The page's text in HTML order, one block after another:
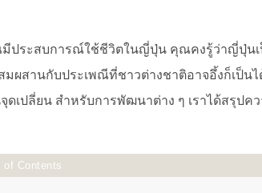
ประสบการณ์ใช้ชีวิตในญี่ปุ่น คุณคงรู้ว่าญี่ปุ่นเป็
มผสานกับประเพณีที่ชาวต่างชาติอาจอึ้งก็เป็น
จุดเปลี่ยน สำหรับการพัฒนาต่าง ๆ เราได้สรุป
of Contents